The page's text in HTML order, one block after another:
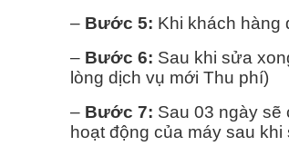
– Bước 5: Khi khách hàng
– Bước 6: Sau khi sửa
lòng dịch vụ mới Thu phí)
– Bước 7: Sau 03 ngày sẽ
hoạt động của máy sau